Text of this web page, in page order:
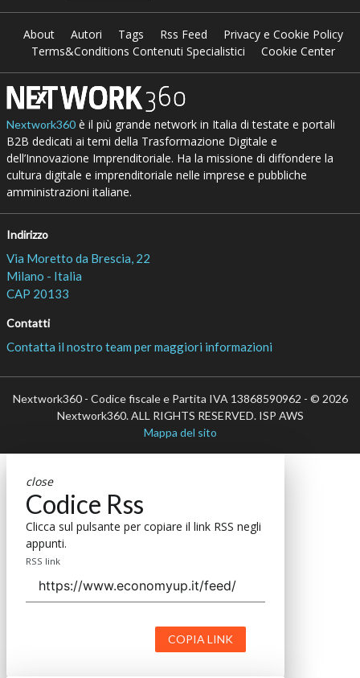
About Autori Tags Rss Feed
Privacy e Cookie Policy
Terms&Conditions Contenuti Specialistici
Cookie Center
Nextwork360è il più grande network in Italia di testate e portali
B2B dedicati ai temi della Trasformazione Digitale e
dell’Innovazione Imprenditoriale. Ha la missione di diffondere la
cultura digitale e imprenditoriale nelle imprese e pubbliche
amministrazioni italiane.
Indirizzo
Via Moretto da Brescia, 22
Milano - Italia
CAP 20133
Contatti
Contatta il nostro team per maggiori informazioni
Nextwork360 - Codice fiscale e Partita IVA 13868590962 - © 2026
Nextwork360. ALL RIGHTS RESERVED. ISP AWS
Mappa del sito
close
Codice Rss
Clicca sul pulsante per copiare il link RSS negli
appunti.
RSS link
COPIA LINK